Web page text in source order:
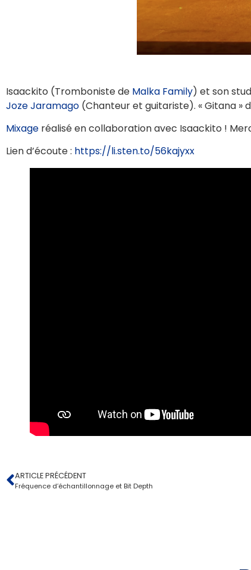
Isaackito (Tromboniste de Malka Family) et son
Joze Jaramago (Chanteur et guitariste). « Gitana
Mixage réalisé en collaboration avec Isaackito !
Lien d’écoute : https://li.sten.to/56kajyxx
ARTICLE PRÉCÉDENT
Fréquence d’échantillonnage et Bit Depth